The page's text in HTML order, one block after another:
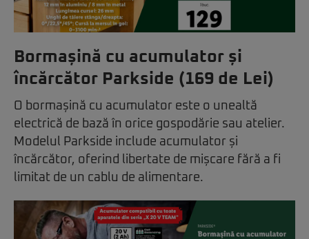
Bormașină cu acumulator și
încărcător Parkside (169 de Lei)
O bormașină cu acumulator este o unealtă
electrică de bază în orice gospodărie sau atelier.
Modelul Parkside include acumulator și
încărcător, oferind libertate de mișcare fără a fi
limitat de un cablu de alimentare.